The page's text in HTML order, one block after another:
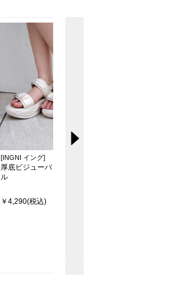
[INGNI イング]
厚底ビジューバックルサンダ
ル
￥4,290(税込)